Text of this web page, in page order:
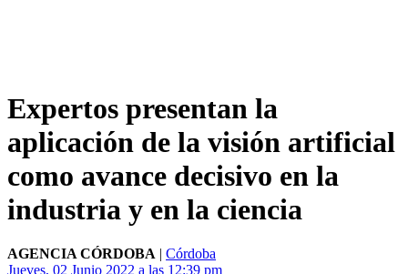
Expertos presentan la
aplicación de la visión artificial
como avance decisivo en la
industria y en la ciencia
AGENCIA CÓRDOBA | Córdoba
Jueves, 02 Junio 2022 a las 12:39 pm